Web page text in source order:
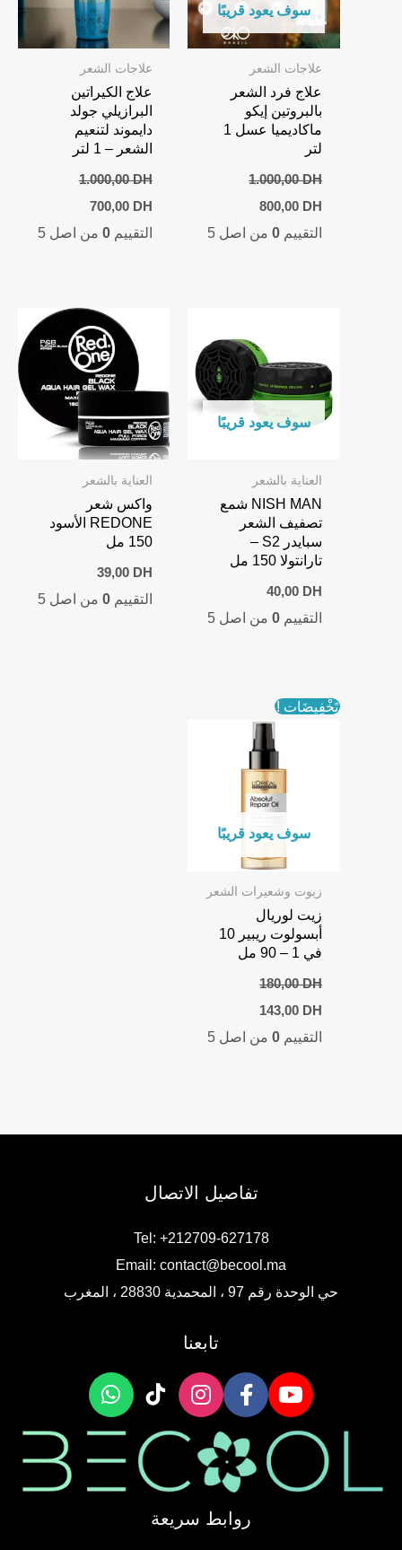
سوف يعود قريبًا
علاجات الشعر
علاج فرد الشعر
بالبروتين إيكو
ماكاديميا عسل 1
لتر
1.000,00DH
Original
was:
800,00 DH
Current
is:
التقييم 0من اصل 5
علاجات الشعر
علاج الكيراتين
البرازيلي جولد
دايموند لتنعيم
الشعر – 1 لتر
1.000,00DH
Original
was:
700,00 DH
Current
is:
التقييم0 من اصل 5
سوف يعود قريبًا
العناية بالشعر
NISH MAN شمع
تصفيف الشعر
سبايدر S2 –
تارانتولا 150 مل
40,00 DH
التقييم 0من اصل 5
العناية بالشعر
واكس شعر
REDONE الأسود
150 مل
39,00 DH
التقييم0 من اصل 5
تَخْفِيضَات !
سوف يعود قريبًا
زيوت وشعيرات الشعر
زيت لوريال
أبسولوت ريبير 10
في 1 – 90 مل
180,00DH
Original
was:
143,00 DH
Current
is:
التقييم 0من اصل 5
تفاصيل الاتصال
Tel: +212709-627178
Email: contact@becool.ma
حي الوحدة رقم 97 ، المحمدية 28830 ، المغرب
تابعنا
روابط سريعة